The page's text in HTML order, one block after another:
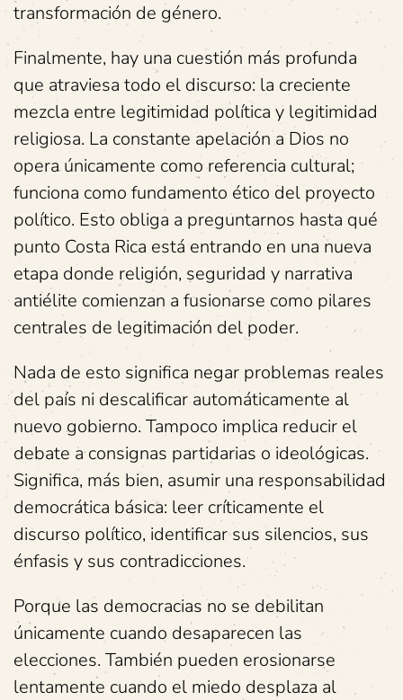
transformación de género.
Finalmente, hay una cuestión más profunda
que atraviesa todo el discurso: la creciente
mezcla entre legitimidad política y legitimidad
religiosa. La constante apelación a Dios no
opera únicamente como referencia cultural;
funciona como fundamento ético del proyecto
político. Esto obliga a preguntarnos hasta qué
punto Costa Rica está entrando en una nueva
etapa donde religión, seguridad y narrativa
antiélite comienzan a fusionarse como pilares
centrales de legitimación del poder.
Nada de esto significa negar problemas reales
del país ni descalificar automáticamente al
nuevo gobierno. Tampoco implica reducir el
debate a consignas partidarias o ideológicas.
Significa, más bien, asumir una responsabilidad
democrática básica: leer críticamente el
discurso político, identificar sus silencios, sus
énfasis y sus contradicciones.
Porque las democracias no se debilitan
únicamente cuando desaparecen las
elecciones. También pueden erosionarse
lentamente cuando el miedo desplaza al